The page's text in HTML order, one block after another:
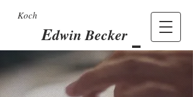
Koch
Edwin Becker